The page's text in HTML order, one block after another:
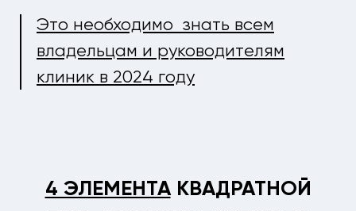
Это необходимо знать всем
владельцам и руководителям
клиник в 2024 году
4 ЭЛЕМЕНТАКВАДРАТНОЙ